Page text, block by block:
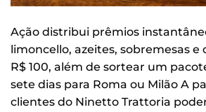
Ação distribui prêmios
limoncello, azeites, sobremesas e
R$ 100, além de sortear um
sete dias para Roma ou Milão A
clientes do Ninetto Trattoria